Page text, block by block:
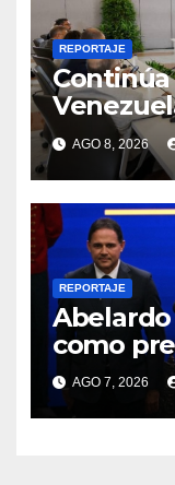
REPORTAJE
y laAGO 8, 2026
REPORTAJE
Abelardo
como
2026-
AGO 7, 2026